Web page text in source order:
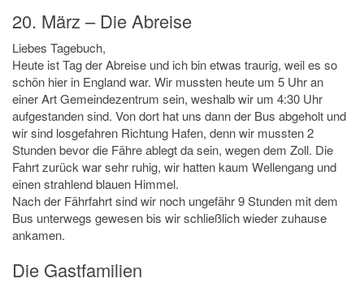
20. März – Die Abreise
Liebes Tagebuch,
Heute ist Tag der Abreise und ich bin etwas traurig, weil es so
schön hier in England war. Wir mussten heute um 5 Uhr an
einer Art Gemeindezentrum sein, weshalb wir um 4:30 Uhr
aufgestanden sind. Von dort hat uns dann der Bus abgeholt und
wir sind losgefahren Richtung Hafen, denn wir mussten 2
Stunden bevor die Fähre ablegt da sein, wegen dem Zoll. Die
Fahrt zurück war sehr ruhig, wir hatten kaum Wellengang und
einen strahlend blauen Himmel.
Nach der Fährfahrt sind wir noch ungefähr 9 Stunden mit dem
Bus unterwegs gewesen bis wir schließlich wieder zuhause
ankamen.
Die Gastfamilien